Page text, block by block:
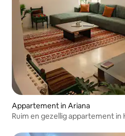
Appartement in Ariana
Ruim en gezellig appartement in